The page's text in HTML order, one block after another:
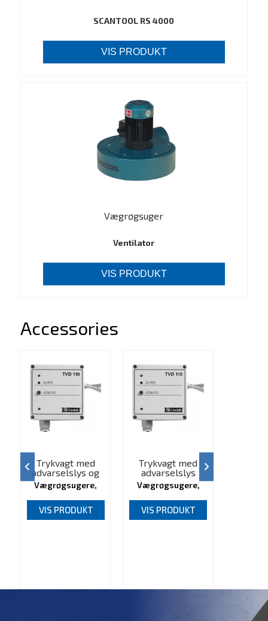
SCANTOOL RS 4000
VIS PRODUKT
Vægrøgsuger
Ventilator
VIS PRODUKT
Accessories
Trykvagt med
advarselslys og
alarm
Vægrøgsugere,
VIS PRODUKT
Trykvagt med
advarselslys
Vægrøgsugere,
VIS PRODUKT